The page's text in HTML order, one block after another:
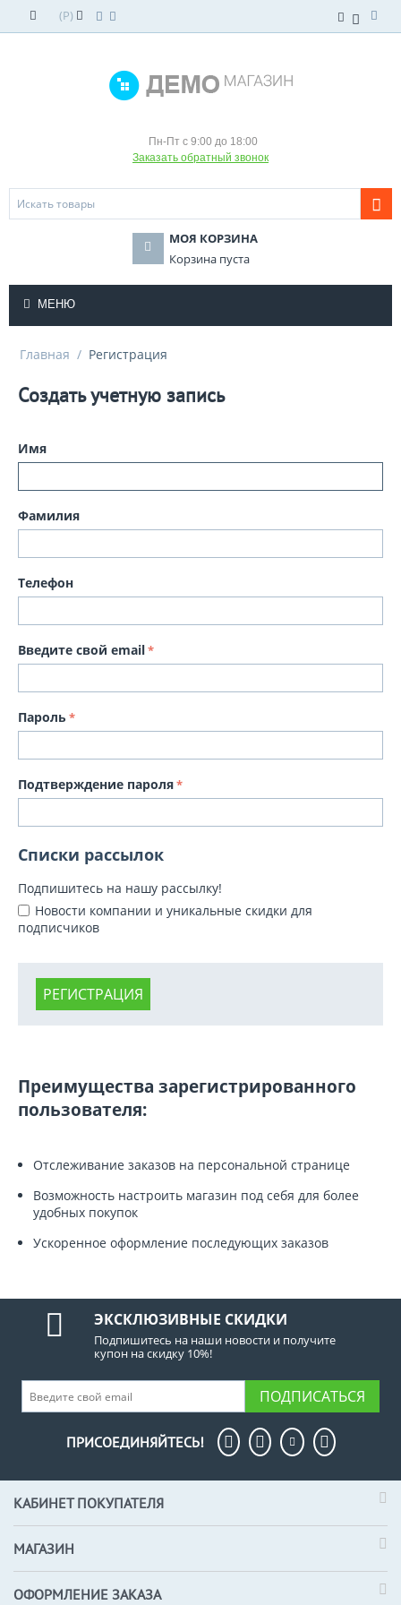
(Р)
Пн-Пт с 9:00 до 18:00
Заказать обратный звонок
МОЯ КОРЗИНА
Корзина пуста
МЕНЮ
Главная / Регистрация
Создать учетную запись
Имя
Фамилия
Телефон
Введите свой email
Пароль
Подтверждение пароля
Списки рассылок
Подпишитесь на нашу рассылку!
Новости компании и уникальные скидки для
подписчиков
РЕГИСТРАЦИЯ
Преимущества зарегистрированного
пользователя:
Отслеживание заказов на персональной странице
Возможность настроить магазин под себя для более
удобных покупок
Ускоренное оформление последующих заказов
ЭКСКЛЮЗИВНЫЕ СКИДКИ
Подпишитесь на наши новости и получите
купон на скидку 10%!
ПОДПИСАТЬСЯ
ПРИСОЕДИНЯЙТЕСЬ!
КАБИНЕТ ПОКУПАТЕЛЯ
МАГАЗИН
ОФОРМЛЕНИЕ ЗАКАЗА